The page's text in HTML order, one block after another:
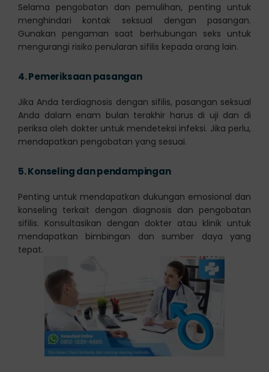
Selama pengobatan dan pemulihan, penting untuk
menghindari kontak seksual dengan pasangan.
Gunakan pengaman saat berhubungan seks untuk
mengurangi risiko penularan sifilis kepada orang lain.
4.Pemeriksaan pasangan
Jika Anda terdiagnosis dengan sifilis, pasangan seksual
Anda dalam enam bulan terakhir harus di uji dan di
periksa oleh dokter untuk mendeteksi infeksi. Jika perlu,
mendapatkan pengobatan yang sesuai.
5.Konseling dan pendampingan
Penting untuk mendapatkan dukungan emosional dan
konseling terkait dengan diagnosis dan pengobatan
sifilis. Konsultasikan dengan dokter atau klinik untuk
mendapatkan bimbingan dan sumber daya yang
tepat.